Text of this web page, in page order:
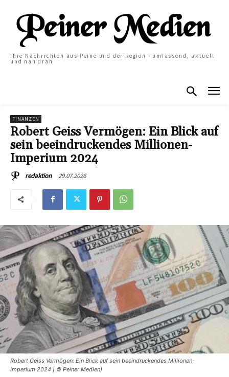
Ihre Nachrichten aus Peine und der Region - umfassend, aktuell
und nah dran
FINANZEN
Robert Geiss Vermögen: Ein Blick auf
sein beeindruckendes Millionen-
Imperium 2024
redaktion 29.07.2026
Robert Geiss Vermögen: Ein Blick auf sein beeindruckendes Millionen-
Imperium 2024 | © Peiner Medien)